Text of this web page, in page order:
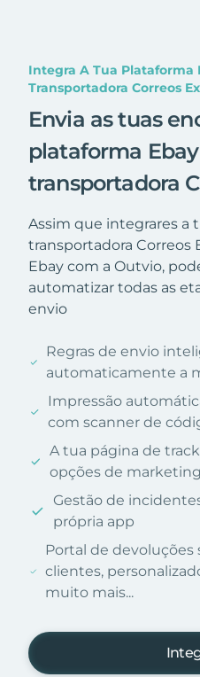
Integra A Tua Plataforma
Transportadora Correos
Envia as tuas
plataforma
transportadora
Assim que integrares a
transportadora Correos
Ebay com a Outvio,
automatizar todas as
envio
Regras de envio
automaticamente a
Impressão
com scanner de
A tua página de
opções de marketing
Gestão de
própria app
Portal de devoluções
clientes,
muito mais...